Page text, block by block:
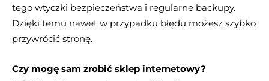
tego wtyczki bezpieczeństwa i regularne backupy.
Dzięki temu nawet w przypadku błędu możesz szybko
przywrócić stronę.
Czy mogę sam zrobić sklep internetowy?